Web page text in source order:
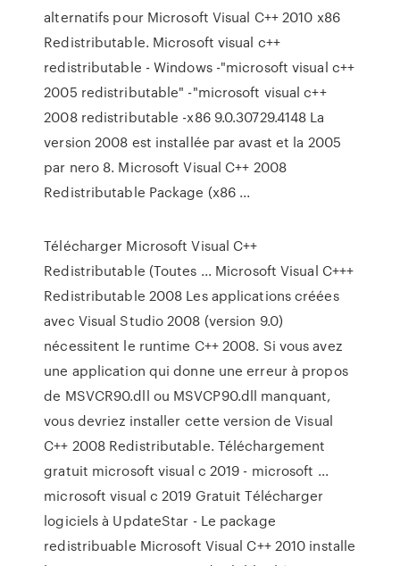
alternatifs pour Microsoft Visual C++ 2010 x86
Redistributable. Microsoft visual c++
redistributable - Windows -"microsoft visual c++
2005 redistributable" -"microsoft visual c++
2008 redistributable -x86 9.0.30729.4148 La
version 2008 est installée par avast et la 2005
par nero 8. Microsoft Visual C++ 2008
Redistributable Package (x86 ...
Télécharger Microsoft Visual C++
Redistributable (Toutes ... Microsoft Visual C+++
Redistributable 2008 Les applications créées
avec Visual Studio 2008 (version 9.0)
nécessitent le runtime C++ 2008. Si vous avez
une application qui donne une erreur à propos
de MSVCR90.dll ou MSVCP90.dll manquant,
vous devriez installer cette version de Visual
C++ 2008 Redistributable. Téléchargement
gratuit microsoft visual c 2019 - microsoft ...
microsoft visual c 2019 Gratuit Télécharger
logiciels à UpdateStar - Le package
redistribuable Microsoft Visual C++ 2010 installe